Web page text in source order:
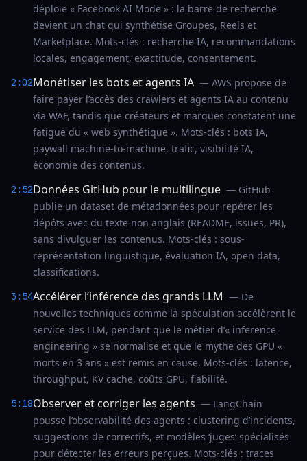
déploie « Facebook AI Mode » : la barre de recherche
devient un chat qui synthétise Groupes, Reels et
Marketplace. Mots-clés : recherche IA, recommandations
locales, engagement, exactitude, consentement.
2:02Monétiser les bots et agents IA — AWS propose de
faire payer l’accès des crawlers et agents IA au contenu
via WAF, tandis que créateurs et marques constatent une
fatigue du « web synthétique ». Mots-clés : bots IA,
paywall machine-to-machine, trafic, visibilité IA,
économie des contenus.
2:52Données GitHub pour le multilingue — GitHub
publie un dataset de métadonnées pour repérer les
dépôts avec du texte non anglais (README, issues, PR),
sans divulguer les contenus. Mots-clés : sous-
représentation linguistique, évaluation IA, open data,
classifications.
3:54Accélérer l’inférence des grands LLM — De
nouvelles techniques comme la spéculation accélèrent le
service des LLM, pendant que le métier d’« inference
engineering » se normalise et que le mythe des GPU «
morts en 3 ans » est remis en cause. Mots-clés : latence,
throughput, KV cache, coûts GPU, fiabilité.
5:18Observer et corriger les agents — LangChain
pousse l’observabilité des agents : clustering d’incidents,
suggestions de correctifs, et modèles ‘juges’ spécialisés
pour détecter les erreurs perçues. Mots-clés : traces